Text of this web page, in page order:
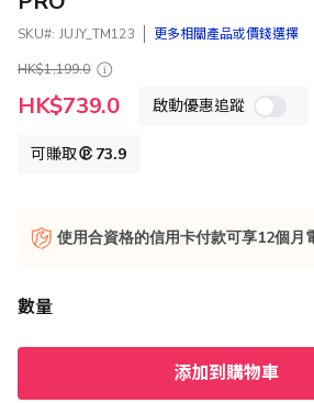
SKU JUJY_TM123
更多相關產品或價錢選擇
HK$1,199.0
特
殊
HK$739.0 啟動優惠追蹤
可賺取 73.9
使用合資格的信用卡付款可享12個月
數量
添加到購物車